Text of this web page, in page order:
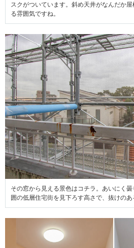
スクがついています。斜め天井がなんだか
る雰囲気ですね。
その窓から見える景色はコチラ。あいにく
囲の低層住宅街を見下ろす高さで、抜けのあ